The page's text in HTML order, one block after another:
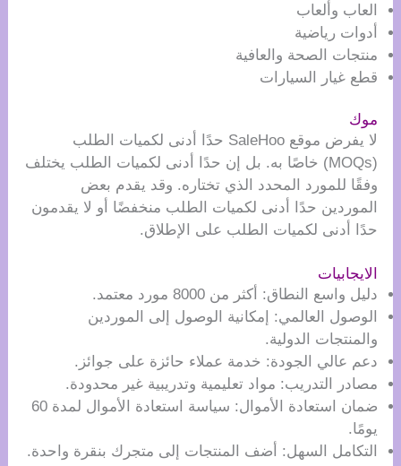
العاب وألعاب
أدوات رياضية
منتجات الصحة والعافية
قطع غيار السيارات
موك
لا يفرض موقع SaleHoo حدًا أدنى لكميات الطلب
(MOQs) خاصًا به. بل إن حدًا أدنى لكميات الطلب يختلف
وفقًا للمورد المحدد الذي تختاره. وقد يقدم بعض
الموردين حدًا أدنى لكميات الطلب منخفضًا أو لا يقدمون
حدًا أدنى لكميات الطلب على الإطلاق.
الايجابيات
دليل واسع النطاق: أكثر من 8000 مورد معتمد.
الوصول العالمي: إمكانية الوصول إلى الموردين
والمنتجات الدولية.
دعم عالي الجودة: خدمة عملاء حائزة على جوائز.
مصادر التدريب: مواد تعليمية وتدريبية غير محدودة.
ضمان استعادة الأموال: سياسة استعادة الأموال لمدة 60
يومًا.
التكامل السهل: أضف المنتجات إلى متجرك بنقرة واحدة.